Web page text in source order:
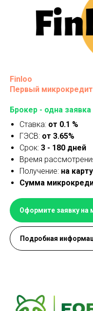
Finloo
Первый
Брокер - одна
Ставка: от 0.1 %
ГЭСВ: от 3.65%
Срок: 3 - 180 дней
Время
Получение: на
Сумма
Оформите заявку на
Подробная